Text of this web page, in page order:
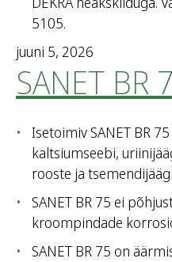
5105.
juuni 5, 2026
SANET BR
Isetoimiv SANET BR
kaltsiumseebi,
rooste ja
SANET BR 75 ei
kroompindade
SANET BR 75 on